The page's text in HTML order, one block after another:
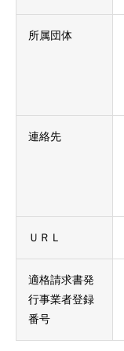
所属団体
連絡先
ＵＲＬ
適格請求書発
行事業者登録
番号